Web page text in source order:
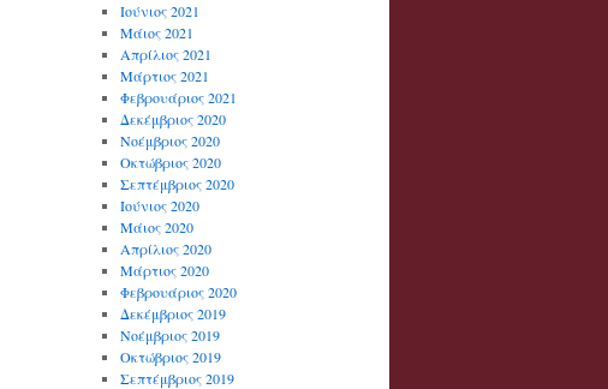
Ιούνιος 2021
Μάιος 2021
Απρίλιος 2021
Μάρτιος 2021
Φεβρουάριος 2021
Δεκέμβριος 2020
Νοέμβριος 2020
Οκτώβριος 2020
Σεπτέμβριος 2020
Ιούνιος 2020
Μάιος 2020
Απρίλιος 2020
Μάρτιος 2020
Φεβρουάριος 2020
Δεκέμβριος 2019
Νοέμβριος 2019
Οκτώβριος 2019
Σεπτέμβριος 2019